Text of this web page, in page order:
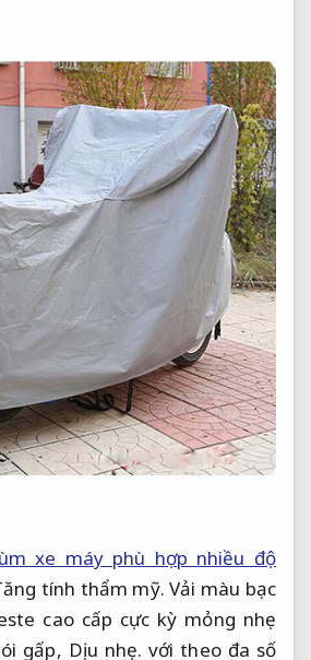
xe máy phù hợp nhiều độ
tính thẩm mỹ. Vải màu bạc
cao cấp cực kỳ mỏng nhẹ
gấp, Dịu nhẹ. với theo đa số